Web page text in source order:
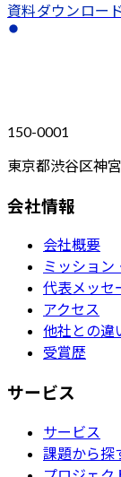
資料ダウンロード
150-0001
東京都渋谷区神
会社情報
会社概要
ミッション
代表メッセ
アクセス
他社との違
受賞歴
サービス
サービス
課題から探